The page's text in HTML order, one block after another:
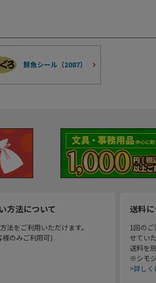
鮮魚シール（2087）
方法について
法をご利用いただけます。
様のみご利用可)
送料
1回の
せてい
送料を
※シモ
>詳し